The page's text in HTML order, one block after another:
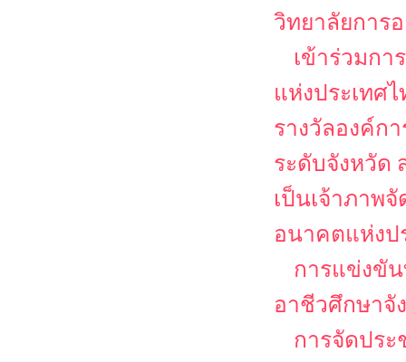
วิทยาลัยการ
เข้าร่วมก
แห่งประเทศ
รางวัลองค์ก
ระดับจังหวัด
เป็นเจ้าภาพ
อนาคตแห่งป
การแข่งขั
อาชีวศึกษาจั
การจัดปร